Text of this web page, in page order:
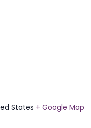
States + Google Map